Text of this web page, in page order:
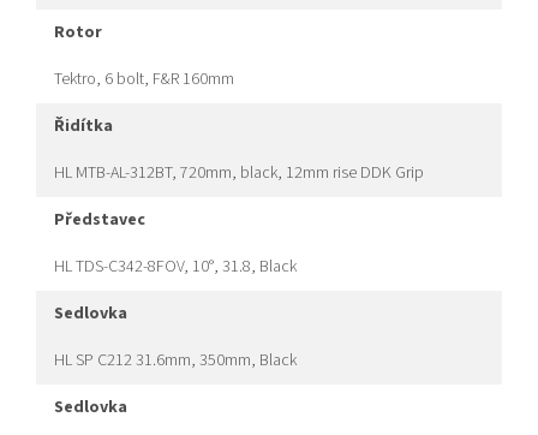
rotor
Tektro, 6 bolt, F&R 160mm
řidítka
HL MTB-AL-312BT, 720mm, black, 12mm rise DDK Grip
představec
HL TDS-C342-8FOV, 10°, 31.8, Black
sedlovka
HL SP C212 31.6mm, 350mm, Black
sedlovka